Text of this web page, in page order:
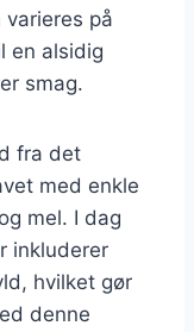
på
en alsidig
smag.
fra det
med enkle
mel. I dag
inkluderer
hvilket gør
denne